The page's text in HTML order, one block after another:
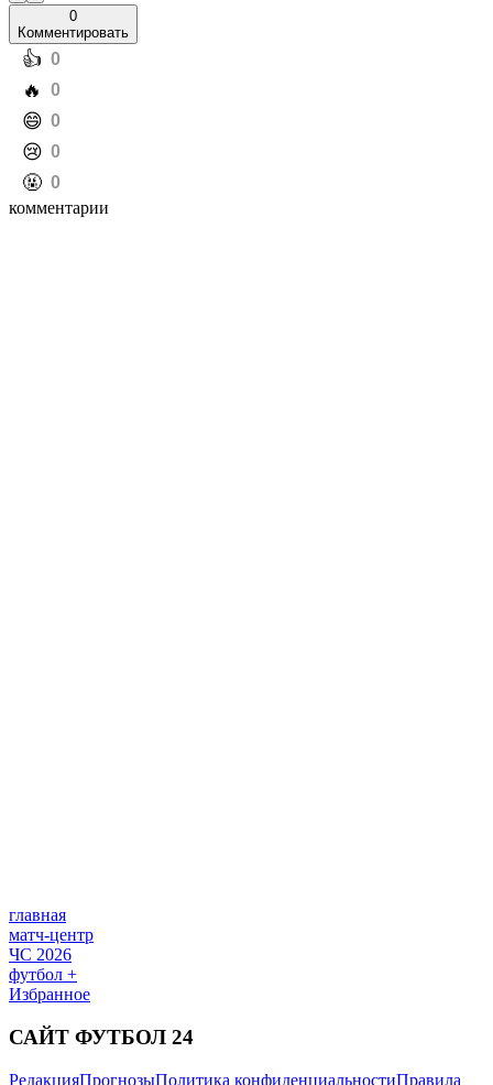
0
Комментировать
️👍 0
️🔥 0
️😄 0
️😢 0
️🤬 0
комментарии
главная
матч-центр
ЧС 2026
футбол +
Избранное
САЙТ ФУТБОЛ 24
РедакцияПрогнозыПолитика конфиденциальностиПравила